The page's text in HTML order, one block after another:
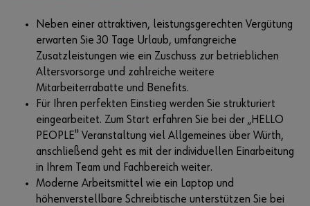
Neben einer attraktiven, leistungsgerechten Vergütung
erwarten Sie 30 Tage Urlaub, umfangreiche
Zusatzleistungen wie ein Zuschuss zur betrieblichen
Altersvorsorge und zahlreiche weitere
Mitarbeiterrabatte und Benefits.
Für Ihren perfekten Einstieg werden Sie strukturiert
eingearbeitet. Zum Start erfahren Sie bei der „HELLO
PEOPLE" Veranstaltung viel Allgemeines über Würth,
anschließend geht es mit der individuellen Einarbeitung
in Ihrem Team und Fachbereich weiter.
Moderne Arbeitsmittel wie ein Laptop und
höhenverstellbare Schreibtische unterstützen Sie bei